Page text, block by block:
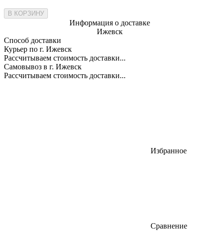
В КОРЗИНУ
Информация о доставке
Ижевск
Способ доставки
Курьер по г. Ижевск
Рассчитываем стоимость доставки...
Самовывоз в г. Ижевск
Рассчитываем стоимость доставки...
Избранное
Сравнение